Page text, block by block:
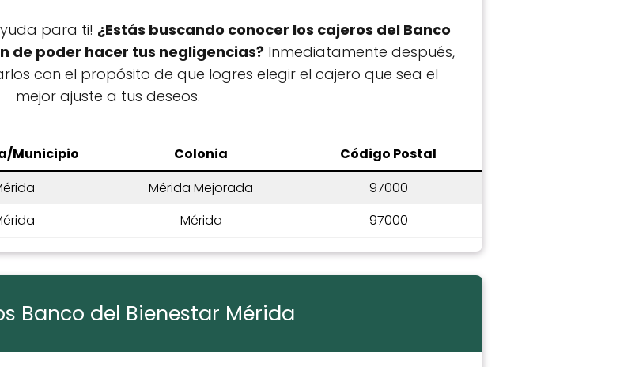
para ti! ¿Estás buscando conocer los cajeros del Banco
de poder hacer tus negligencias? Inmediatamente después,
con el propósito de que logres elegir el cajero que sea el
mejor ajuste a tus deseos.
Municipio Colonia Código Postal
Mérida Mejorada
97000
Mérida 97000
Banco del Bienestar Mérida